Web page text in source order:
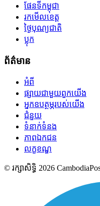
ផែនទីកម្ពុជា
រកមើលខេត្ត
ថ្ងៃបុណ្យជាតិ
ប្លុក
ព័ត៌មាន
អំពី
ផ្សាយជាមួយពួកយើង
អ្នកឧបត្ថម្ភរបស់យើង
ជំនួយ
ទំនាក់ទំនង
ភាពឯកជន
លក្ខខណ្ឌ
© រក្សាសិទ្ធិ 2026